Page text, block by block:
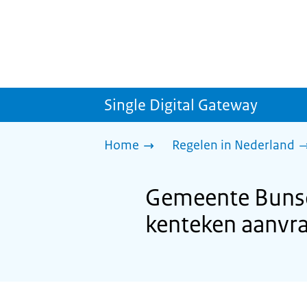
Single Digital Gateway
Home Regelen in Nederland
Gemeente
kenteken